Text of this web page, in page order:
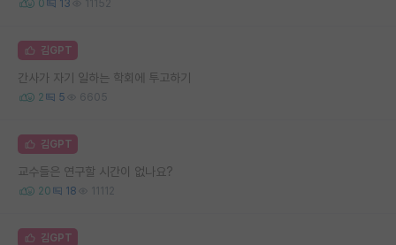
0 13 11152
김GPT
간사가 자기 일하는 학회에 투고하기
2 5 6605
김GPT
교수들은 연구할 시간이 없나요?
20 18 11112
김GPT